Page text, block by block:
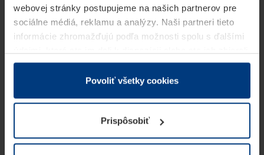
webovej stránky postupujeme na našich partnerov pre
sociálne médiá, reklamu a analýzy. Naši partneri tieto
informácie zhromažďujú podľa možnosti spolu s ďalšími
v rámci Vášho využívania služieb.
Z právneho hľadiska môžeme cookies ukladať na Vašom
prevádzku tejto stránky. Pre všetky ostatné typy cookie
potrebujeme Vaše povolenie. Vaše povolenie môžete
kedykoľvek zmeniť alebo odvolať vo vysvetlení cookie
Povoliť všetky cookies
Prispôsobiť